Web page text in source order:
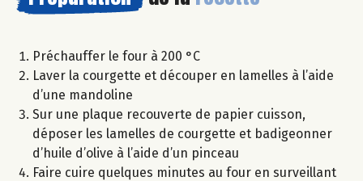
Préchauffer le four à 200 °C
Laver la courgette et découper en lamelles à l’aide
d’une mandoline
Sur une plaque recouverte de papier cuisson,
déposer les lamelles de courgette et badigeonner
d’huile d’olive à l’aide d’un pinceau
Faire cuire quelques minutes au four en surveillant